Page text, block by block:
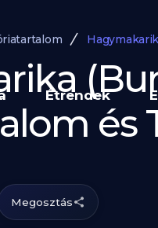
Étrendek
és
Megosztás